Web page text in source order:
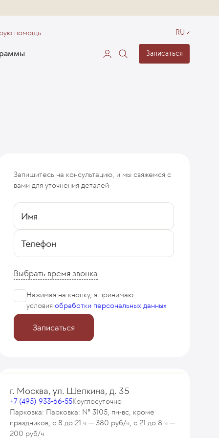
помощь RU
Записаться
Покраснение на головке члена и раздражение
Запишитесь на консультацию, и мы свяжемся с
вами для уточнения деталей
Имя
Телефон
Выбрать время звонка
Нажимая на кнопку, я принимаю
условия обработки персональных данных
Записаться
г. Москва, ул. Щепкина, д. 35
+7 (495) 933-66-55Круглосуточно
Парковка: Парковка: № 3105, пн-вс, кроме
праздников, с 8 до 21 ч — 380 руб/ч, с 21 до 8 ч —
200 руб/ч